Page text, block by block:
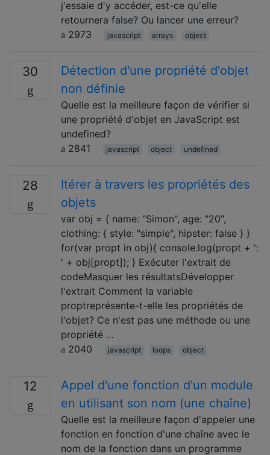
j'essaie d'y accéder, est-ce qu'elle
retournera false? Ou lancer une erreur?
2973
javascript arrays object
30
Détection d'une propriété d'objet
non définie
Quelle est la meilleure façon de vérifier si
une propriété d'objet en JavaScript est
undefined?
2841
javascript object undefined
28
Itérer à travers les propriétés des
objets
var obj = { name: "Simon", age: "20",
clothing: { style: "simple", hipster: false } }
for(var propt in obj){ console.log(propt + ':
' + obj[propt]); } Exécuter l'extrait de
codeMasquer les résultatsDévelopper
l'extrait Comment la variable
proptreprésente-t-elle les propriétés de
l'objet? Ce n'est pas une méthode ou une
propriété …
2040
javascript loops object
12
Appel d'une fonction d'un module
en utilisant son nom (une chaîne)
Quelle est la meilleure façon d'appeler une
fonction en fonction d'une chaîne avec le
nom de la fonction dans un programme